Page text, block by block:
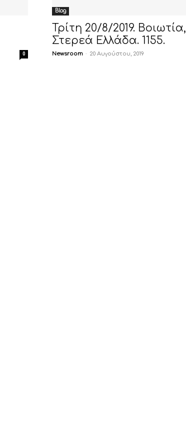
0
Blog
Τρίτη 20/8/2019. Βοιωτία,
Στερεά Ελλάδα. 1155.
Newsroom - 20 Αυγούστου, 2019